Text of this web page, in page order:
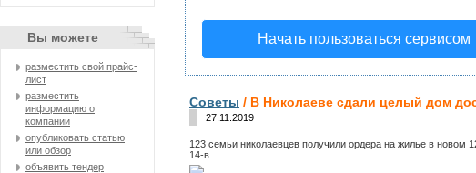
Вы можете
разместить свой прайс-
лист
разместить
информацию о
компании
опубликовать статью
или обзор
объявить тендер
Начать пользоваться сервисом
Советы / В Николаеве сдали целый дом
27.11.2019
123 семьи николаевцев получили ордера на жилье в новом
14-в.